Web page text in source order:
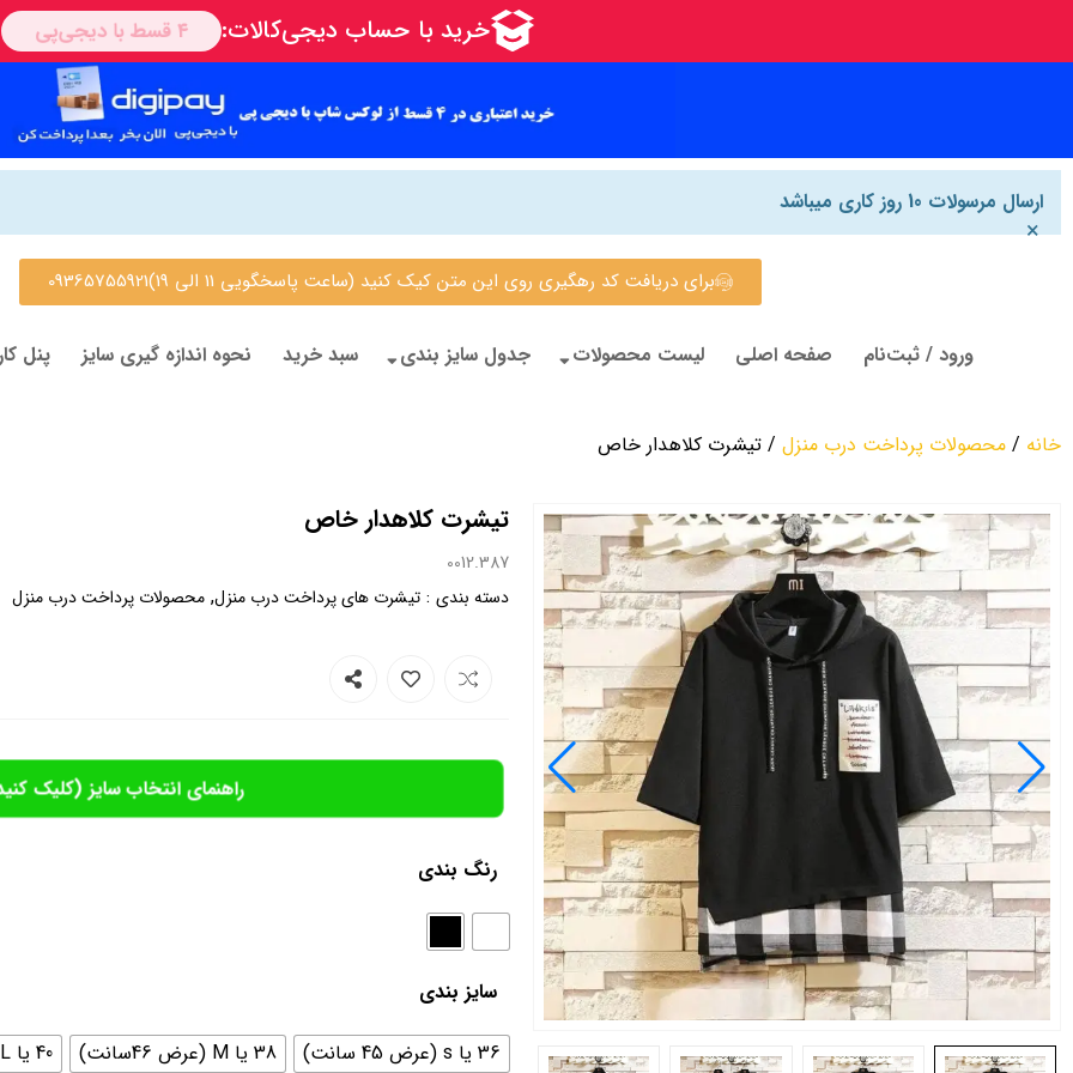
ارسال مرسولات 10 روز کاری میباشد
×
برای دریافت کد رهگیری روی این متن کیک کنید (ساعت پاسخگویی 11 الی 19)09365755921
ورود / ثبت‌نام صفحه اصلی لیست محصولات جدول سایز بندی سبد خرید نحوه اندازه گیری سایز پنل
خانه / محصولات پرداخت درب منزل / تیشرت کلاهدار خاص
تیشرت کلاهدار خاص
0012.387
دسته بندی : تیشرت های پرداخت درب منزل, محصولات پرداخت درب منزل
راهنمای انتخاب سایز (کلیک
رنگ بندی
سایز بندی
36 یا s (عرض 45 سانت) 38 یا M (عرض 46سانت) 40 یا L (عرض 48 سانت)